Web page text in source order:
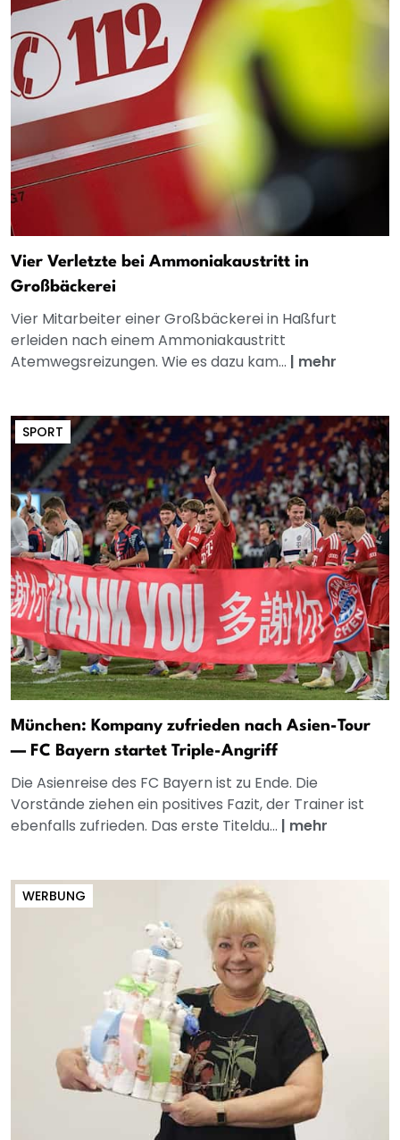
Vier Verletzte bei Ammoniakaustritt in
Großbäckerei
Vier Mitarbeiter einer Großbäckerei in Haßfurt
erleiden nach einem Ammoniakaustritt
Atemwegsreizungen. Wie es dazu kam... | mehr
SPORT
München: Kompany zufrieden nach Asien-Tour
— FC Bayern startet Triple-Angriff
Die Asienreise des FC Bayern ist zu Ende. Die
Vorstände ziehen ein positives Fazit, der Trainer ist
ebenfalls zufrieden. Das erste Titeldu... | mehr
WERBUNG